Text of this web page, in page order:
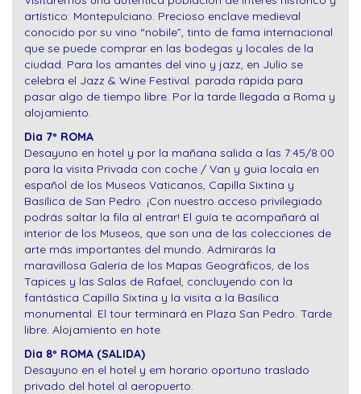
artístico: Montepulciano. Precioso enclave medieval
conocido por su vino “nobile”, tinto de fama internacional
que se puede comprar en las bodegas y locales de la
ciudad. Para los amantes del vino y jazz, en Julio se
celebra el Jazz & Wine Festival. parada rápida para
pasar algo de tiempo libre. Por la tarde llegada a Roma y
alojamiento.
Dia 7º ROMA
Desayuno en hotel y por la mañana salida a las 7:45/8:00
para la visita Privada con coche / Van y guia locala en
español de los Museos Vaticanos, Capilla Sixtina y
Basílica de San Pedro. ¡Con nuestro acceso privilegiado
podrás saltar la fila al entrar! El guía te acompañará al
interior de los Museos, que son una de las colecciones de
arte más importantes del mundo. Admirarás la
maravillosa Galería de los Mapas Geográficos, de los
Tapices y las Salas de Rafael, concluyendo con la
fantástica Capilla Sixtina y la visita a la Basílica
monumental. El tour terminará en Plaza San Pedro. Tarde
libre. Alojamiento en hote
Dia 8º ROMA (SALIDA)
Desayuno en el hotel y em horario oportuno traslado
privado del hotel al aeropuerto.